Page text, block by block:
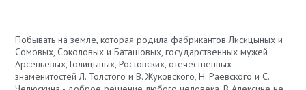
Побывать на земле, которая родила фабрикантов Лисицыных и
Сомовых, Соколовых и Баташовых, государственных мужей
Арсеньевых, Голицыных, Ростовских, отечественных
знаменитостей Л. Толстого и В. Жуковского, Н. Раевского и С.